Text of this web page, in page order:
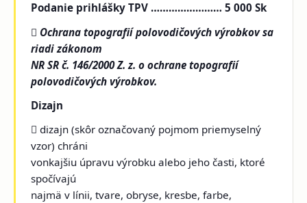
Podanie prihlášky TPV …………………… 5 000 Sk
 Ochrana topografií polovodičových výrobkov sa
riadi zákonom
NR SR č. 146/2000 Z. z. o ochrane topografií
polovodičových výrobkov.
Dizajn
 dizajn (skôr označovaný pojmom priemyselný
vzor) chráni
vonkajšiu úpravu výrobku alebo jeho časti, ktoré
spočívajú
najmä v línii, tvare, obryse, kresbe, farbe,